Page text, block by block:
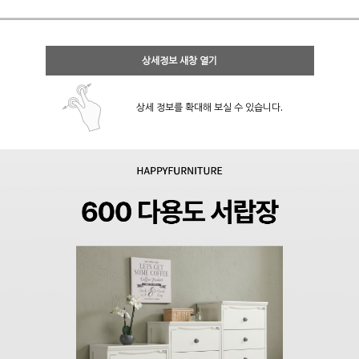
상세정보 새창 열기
상세 정보를 확대해 보실 수 있습니다.